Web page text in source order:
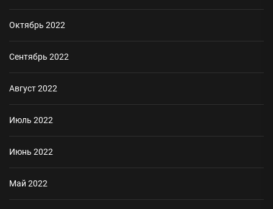
Октябрь 2022
Сентябрь 2022
Август 2022
Июль 2022
Июнь 2022
Май 2022